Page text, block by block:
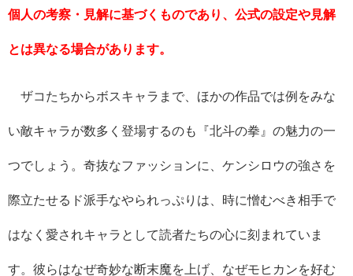
個人の考察・見解に基づくものであり、公式の設定や見解
とは異なる場合があります。
ザコたちからボスキャラまで、ほかの作品では例をみな
い敵キャラが数多く登場するのも『北斗の拳』の魅力の一
つでしょう。奇抜なファッションに、ケンシロウの強さを
際立たせるド派手なやられっぷりは、時に憎むべき相手で
はなく愛されキャラとして読者たちの心に刻まれていま
す。彼らはなぜ奇妙な断末魔を上げ、なぜモヒカンを好む